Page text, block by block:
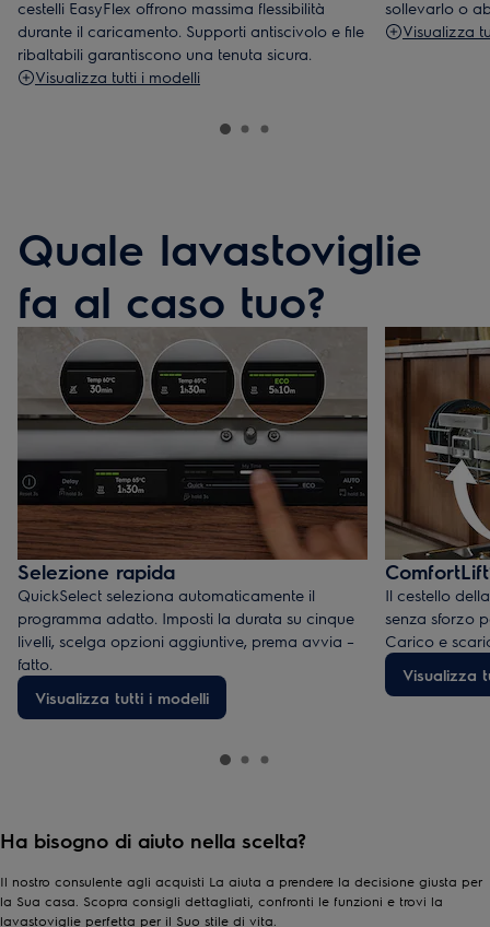
cestelli EasyFlex offrono massima flessibilità
durante il caricamento. Supporti antiscivolo e file
ribaltabili garantiscono una tenuta sicura.
Visualizza tutti i modelli
sollevarlo o
Visualizza
Quale lavastoviglie
fa al caso tuo?
Selezione rapida
QuickSelect seleziona automaticamente il
programma adatto. Imposti la durata su cinque
livelli, scelga opzioni aggiuntive, prema avvia –
fatto.
Visualizza tutti i modelli
Il cestello
senza sforzo
Carico e
Visualizza
Ha bisogno di aiuto nella scelta?
Il nostro consulente agli acquisti La aiuta a prendere la decisione giusta per
la Sua casa. Scopra consigli dettagliati, confronti le funzioni e trovi la
lavastoviglie perfetta per il Suo stile di vita.